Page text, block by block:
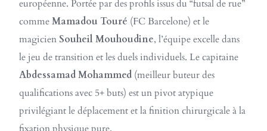
européenne. Portée par des profils issus du “futsal de rue”
commeMamadou Touré (FC Barcelone) et le
magicien Souheil Mouhoudine, l’équipe excelle dans
le jeu de transition et les duels individuels. Le capitaine
Abdessamad Mohammed (meilleur buteur des
qualifications avec 5+ buts) est un pivot atypique
privilégiant le déplacement et la finition chirurgicale à la